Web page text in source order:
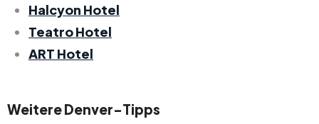
Halcyon Hotel
Teatro Hotel
ART Hotel
Weitere Denver-Tipps